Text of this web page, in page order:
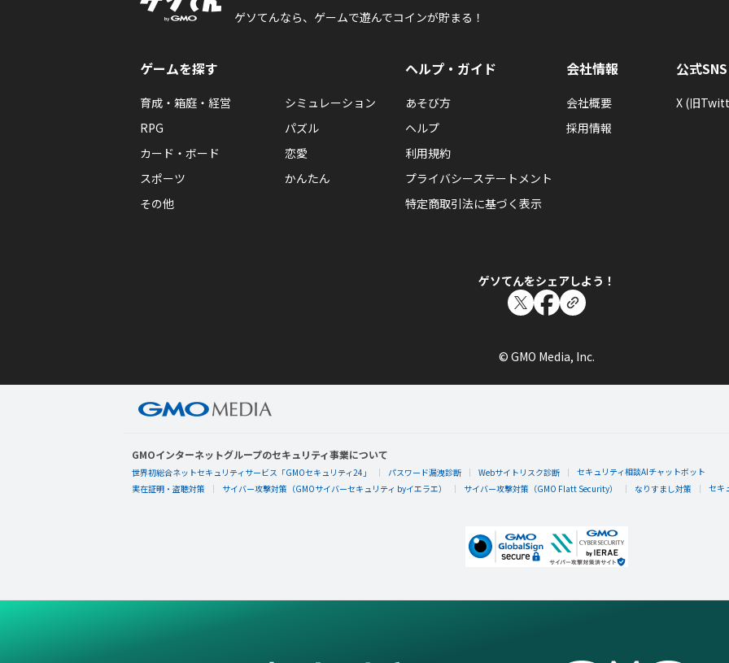
ゲソてんなら、ゲームで遊んでコインが貯まる！
ゲームを探す
育成・箱庭・経営
シミュレーション
RPG
パズル
カード・ボード
恋愛
スポーツ
かんたん
その他
ヘルプ・ガイド
あそび方
ヘルプ
利用規約
プライバシーステートメント
特定商取引法に基づく表示
会社情報
会社概要
採用情報
公式SNS
X (旧
ゲソてんをシェアしよう！
© GMO Media, Inc.
GMOインターネットグループのセキュリティ事業について
世界初総合ネットセキュリティサービス「GMOセキュリティ24」 パスワード漏洩診断 Webサイトリスク診断
セキュリティ相談AIチャットボット
実在証明・盗聴対策
サイバー攻撃対策（GMOサイバーセキュリティ byイエラエ） サイバー攻撃対策（GMO Flatt Security） なりすまし対策 セキ